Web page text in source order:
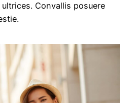
Convallis posuere